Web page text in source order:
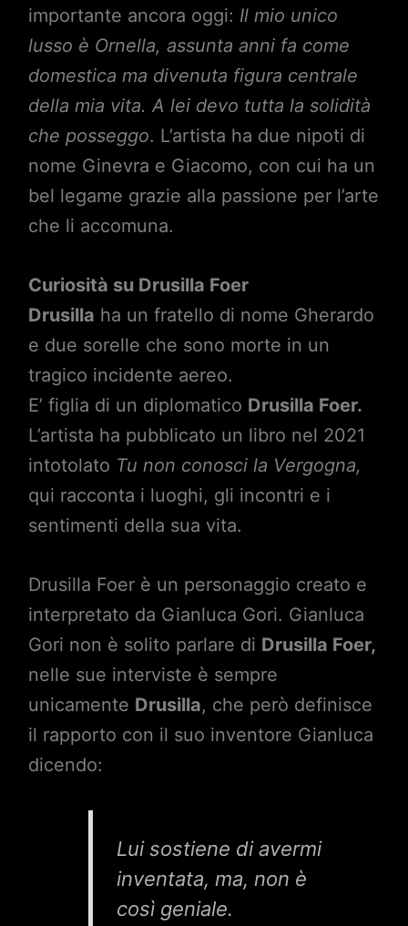
importante ancora oggi: Il mio unico
lusso è Ornella, assunta anni fa come
domestica ma divenuta figura centrale
della mia vita. A lei devo tutta la solidità
che posseggo. L’artista ha due nipoti di
nome Ginevra e Giacomo, con cui ha un
bel legame grazie alla passione per l’arte
che li accomuna.
Curiosità su Drusilla Foer
Drusilla ha un fratello di nome Gherardo
e due sorelle che sono morte in un
tragico incidente aereo.
E’ figlia di un diplomatico Drusilla Foer.
L’artista ha pubblicato un libro nel 2021
intotolato Tu non conosci la Vergogna,
qui racconta i luoghi, gli incontri e i
sentimenti della sua vita.
Drusilla Foer è un personaggio creato e
interpretato da Gianluca Gori. Gianluca
Gori non è solito parlare di Drusilla Foer,
nelle sue interviste è sempre
unicamente Drusilla, che però definisce
il rapporto con il suo inventore Gianluca
dicendo:
Lui sostiene di avermi
inventata, ma, non è
così geniale.